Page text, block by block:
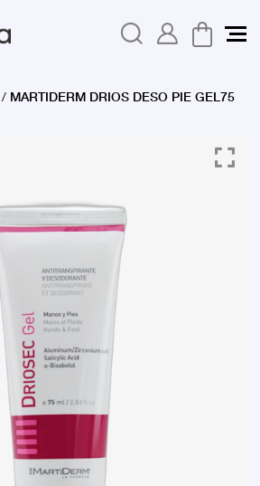
/ MARTIDERM DRIOS DESO PIE GEL75